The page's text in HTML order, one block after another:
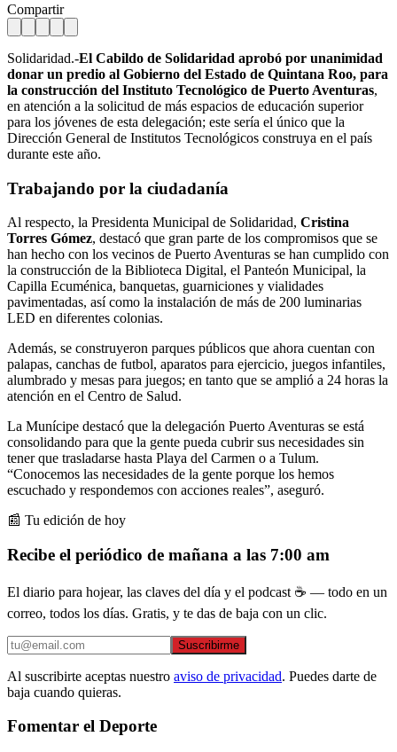
Compartir
Solidaridad.-El Cabildo de Solidaridad aprobó por unanimidad
donar un predio al Gobierno del Estado de Quintana Roo, para
la construcción del Instituto Tecnológico de Puerto Aventuras,
en atención a la solicitud de más espacios de educación superior
para los jóvenes de esta delegación; este sería el único que la
Dirección General de Institutos Tecnológicos construya en el país
durante este año.
Trabajando por la ciudadanía
Al respecto, la Presidenta Municipal de Solidaridad, Cristina
Torres Gómez, destacó que gran parte de los compromisos que se
han hecho con los vecinos de Puerto Aventuras se han cumplido con
la construcción de la Biblioteca Digital, el Panteón Municipal, la
Capilla Ecuménica, banquetas, guarniciones y vialidades
pavimentadas, así como la instalación de más de 200 luminarias
LED en diferentes colonias.
Además, se construyeron parques públicos que ahora cuentan con
palapas, canchas de futbol, aparatos para ejercicio, juegos infantiles,
alumbrado y mesas para juegos; en tanto que se amplió a 24 horas la
atención en el Centro de Salud.
La Munícipe destacó que la delegación Puerto Aventuras se está
consolidando para que la gente pueda cubrir sus necesidades sin
tener que trasladarse hasta Playa del Carmen o a Tulum.
“Conocemos las necesidades de la gente porque los hemos
escuchado y respondemos con acciones reales”, aseguró.
📰 Tu edición de hoy
Recibe el periódico de mañana a las 7:00 am
El diario para hojear, las claves del día y el podcast ☕ — todo en un
correo, todos los días. Gratis, y te das de baja con un clic.
Suscribirme
Al suscribirte aceptas nuestro aviso de privacidad. Puedes darte de
baja cuando quieras.
Fomentar el Deporte